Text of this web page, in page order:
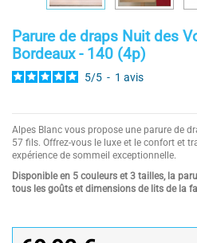
Parure de draps Nuit des
Bordeaux - 140 (4p)
5/5 - 1 avis
Alpes Blanc vous propose une parure de
57 fils. Offrez-vous le luxe et le confort et
expérience de sommeil exceptionnelle.
Disponible en 5 couleurs et 3 tailles, la
tous les goûts et dimensions de lits de la